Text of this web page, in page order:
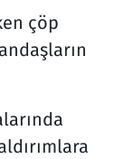
çöp